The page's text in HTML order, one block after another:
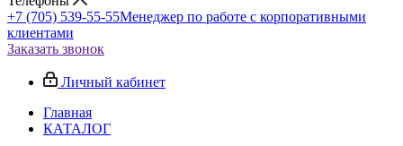
+7 (705) 539-55-55Менеджер по работе с корпоративными
клиентами
Заказать звонок
Личный кабинет
Главная
КАТАЛОГ